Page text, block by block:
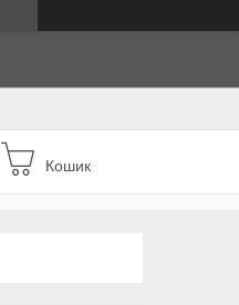
Кошик